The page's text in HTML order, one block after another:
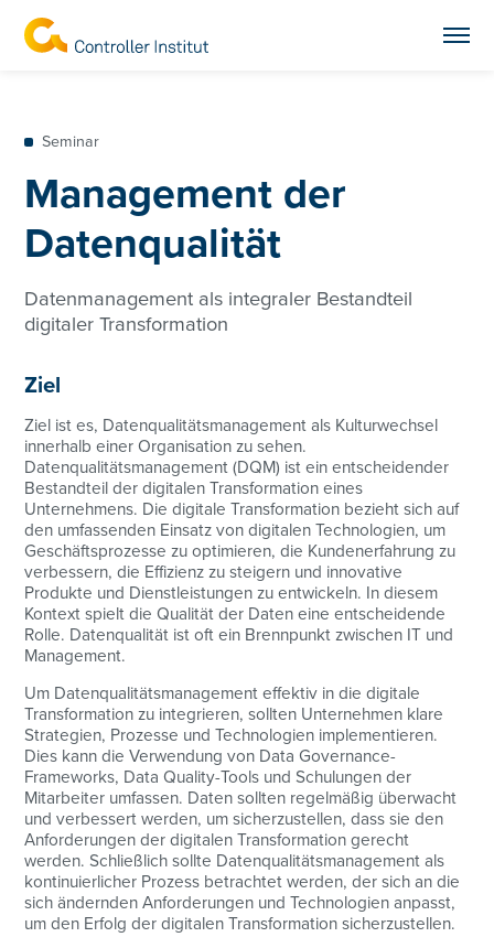
Seminar
Management der
Datenqualität
Datenmanagement als integraler Bestandteil
digitaler Transformation
Ziel
Ziel ist es, Datenqualitätsmanagement als Kulturwechsel
innerhalb einer Organisation zu sehen.
Datenqualitätsmanagement (DQM) ist ein entscheidender
Bestandteil der digitalen Transformation eines
Unternehmens. Die digitale Transformation bezieht sich auf
den umfassenden Einsatz von digitalen Technologien, um
Geschäftsprozesse zu optimieren, die Kundenerfahrung zu
verbessern, die Effizienz zu steigern und innovative
Produkte und Dienstleistungen zu entwickeln. In diesem
Kontext spielt die Qualität der Daten eine entscheidende
Rolle. Datenqualität ist oft ein Brennpunkt zwischen IT und
Management.
Um Datenqualitätsmanagement effektiv in die digitale
Transformation zu integrieren, sollten Unternehmen klare
Strategien, Prozesse und Technologien implementieren.
Dies kann die Verwendung von Data Governance-
Frameworks, Data Quality-Tools und Schulungen der
Mitarbeiter umfassen. Daten sollten regelmäßig überwacht
und verbessert werden, um sicherzustellen, dass sie den
Anforderungen der digitalen Transformation gerecht
werden. Schließlich sollte Datenqualitätsmanagement als
kontinuierlicher Prozess betrachtet werden, der sich an die
sich ändernden Anforderungen und Technologien anpasst,
um den Erfolg der digitalen Transformation sicherzustellen.